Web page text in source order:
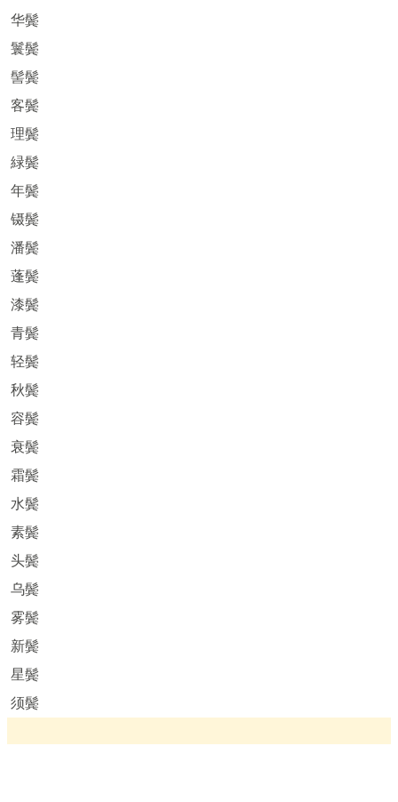
华鬓
鬟鬓
髻鬓
客鬓
理鬓
緑鬓
年鬓
镊鬓
潘鬓
蓬鬓
漆鬓
青鬓
轻鬓
秋鬓
容鬓
衰鬓
霜鬓
水鬓
素鬓
头鬓
乌鬓
雾鬓
新鬓
星鬓
须鬓